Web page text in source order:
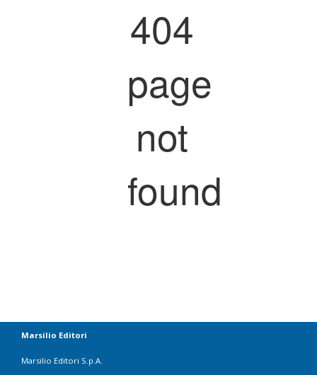
404
page
not
found
Marsilio Editori
Marsilio Editori S.p.A.